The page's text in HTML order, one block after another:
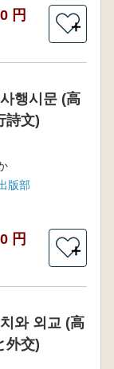
円
＋
행시문 (高
詩文)
版部
円
＋
와 외교 (高
外交)